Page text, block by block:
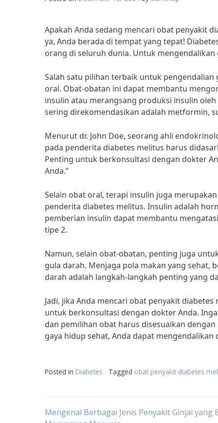
Apakah Anda sedang mencari obat penyakit
ya, Anda berada di tempat yang tepat!
orang di seluruh dunia. Untuk
Salah satu pilihan terbaik untuk
oral. Obat-obatan ini dapat membantu
insulin atau merangsang produksi insulin
sering direkomendasikan adalah metformin,
Menurut dr. John Doe, seorang ahli
pada penderita diabetes melitus harus
Penting untuk berkonsultasi dengan dokter
Anda.”
Selain obat oral, terapi insulin juga
penderita diabetes melitus. Insulin adalah
pemberian insulin dapat membantu
tipe 2.
Namun, selain obat-obatan, penting juga
gula darah. Menjaga pola makan yang sehat,
darah adalah langkah-langkah penting yang
Jadi, jika Anda mencari obat penyakit
untuk berkonsultasi dengan dokter Anda.
dan pemilihan obat harus disesuaikan
gaya hidup sehat, Anda dapat
Posted in Diabetes Tagged obat penyakit diabetes
Post
Mengenal Berbagai Jenis Penyakit Ginjal yang